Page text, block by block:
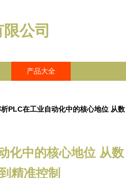
公司
产品大全
PLC在工业自动化中的核心地位 从数
化中的核心地位 从数
精准控制